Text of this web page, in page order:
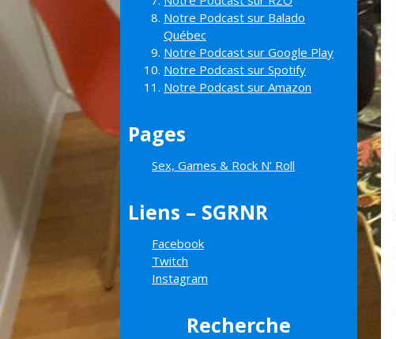
Notre Podcast sur Balado
Québec
Notre Podcast sur Google Play
Notre Podcast sur Spotify
Notre Podcast sur Amazon
Pages
Sex, Games & Rock N’ Roll
Liens – SGRNR
Facebook
Twitch
Instagram
Recherche